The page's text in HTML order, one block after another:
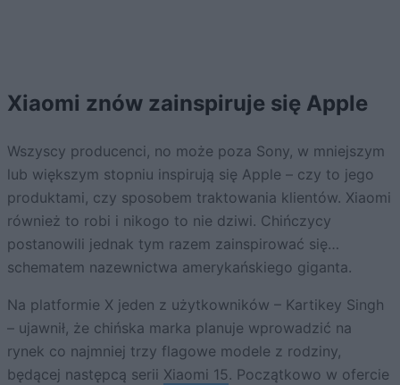
Xiaomi znów zainspiruje się Apple
Wszyscy producenci, no może poza Sony, w mniejszym
lub większym stopniu inspirują się Apple – czy to jego
produktami, czy sposobem traktowania klientów. Xiaomi
również to robi i nikogo to nie dziwi. Chińczycy
postanowili jednak tym razem zainspirować się…
schematem nazewnictwa amerykańskiego giganta.
Na platformie X jeden z użytkowników – Kartikey Singh
– ujawnił, że chińska marka planuje wprowadzić na
rynek co najmniej trzy flagowe modele z rodziny,
będącej następcą serii Xiaomi 15. Początkowo w ofercie